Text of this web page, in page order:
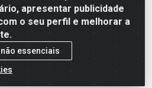
apresentar publicidade
o seu perfil e melhorar a
essenciais
Pagamento